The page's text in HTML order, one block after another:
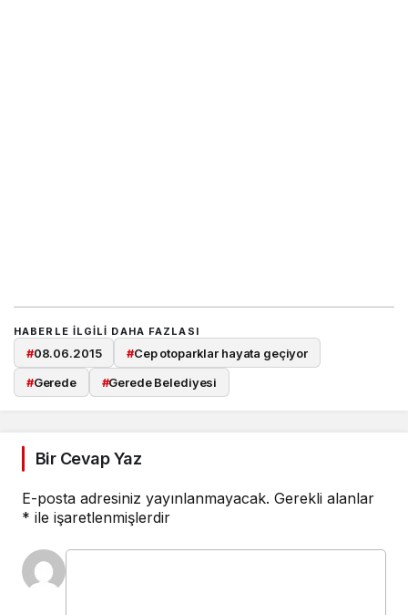
HABERLE ILGILI DAHA FAZLASI
#08.06.2015 #Cep otoparklar hayata geçiyor
#Gerede #Gerede Belediyesi
Bir Cevap Yaz
E-posta adresiniz yayınlanmayacak. Gerekli alanlar
* ile işaretlenmişlerdir